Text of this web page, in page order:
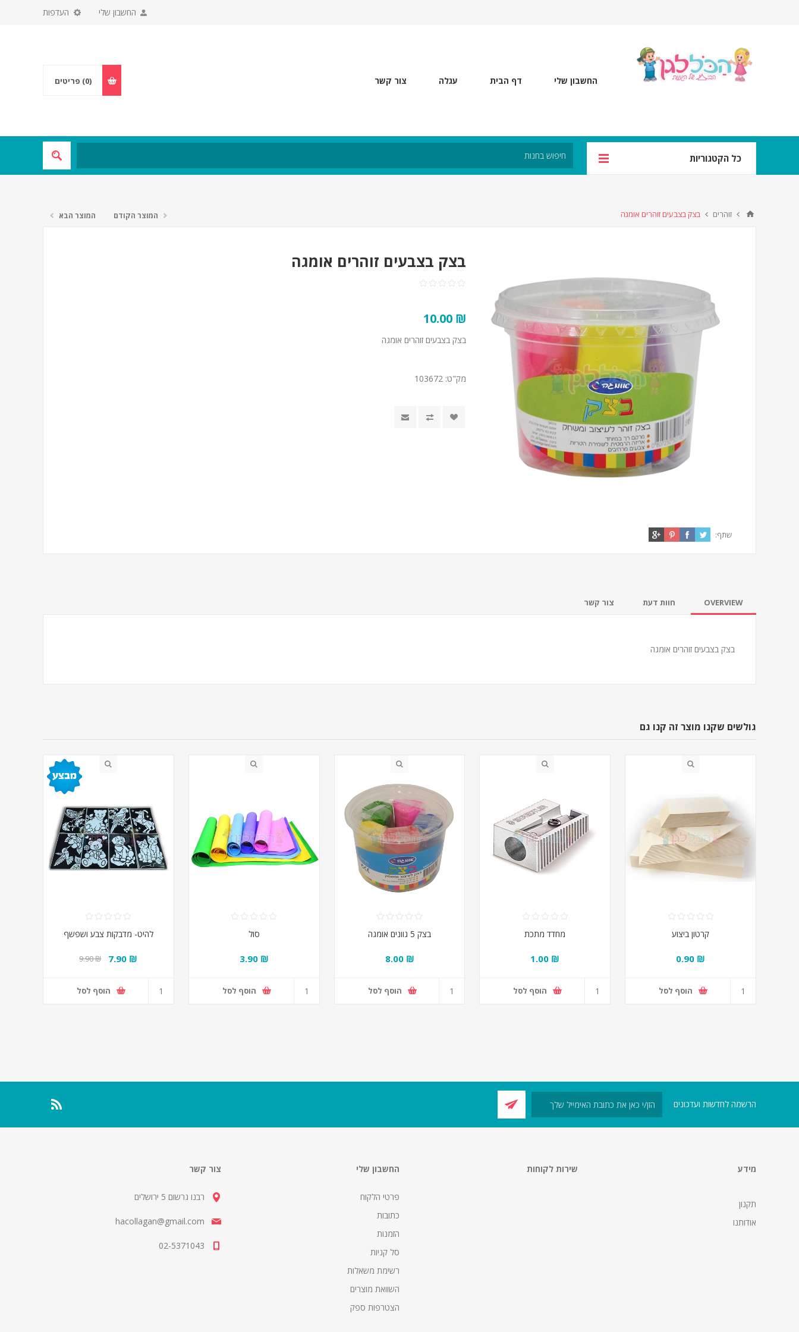
העדפות החשבון שלי
החשבון שלי דף הבית עגלה צור קשר (0) פריטים
כל הקטגוריות
זוהרים בצק בצבעים זוהרים אומגה המוצר הקודם המוצר הבא
בצק בצבעים זוהרים אומגה
₪ 10.00
בצק בצבעים זוהרים אומגה
מק"ט: 103672
שתף:
OVERVIEW חוות דעת צור קשר
בצק בצבעים זוהרים אומגה
גולשים שקנו מוצר זה קנו גם
קרטון ביצוע
₪ 0.90
הוסף לסל
מחדד מתכת
₪ 1.00
הוסף לסל
בצק 5 גוונים אומגה
₪ 8.00
הוסף לסל
סול
₪ 3.90
הוסף לסל
להיט- מדבקות צבע ושפשף
₪ 7.90
₪ 9.90
הוסף לסל
הרשמה לחדשות ועדכונים
מידע
תקנון
אודותנו
שירות לקוחות החשבון שלי
פרטי הלקוח
כתובות
הזמנות
סל קניות
רשימת משאלות
השוואת מוצרים
הצטרפות ספק
צור קשר
רבנו גרשום 5 ירושלים
hacollagan@gmail.com
02-5371043